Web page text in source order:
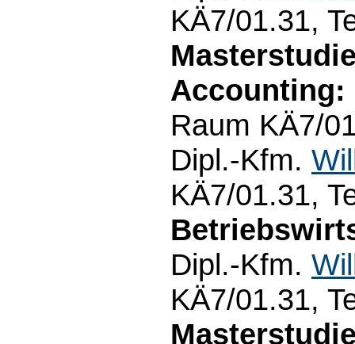
KÄ7/01.31,
Accounting:
Raum KÄ7/
Dipl.-Kfm.
KÄ7/01.31,
Dipl.-Kfm.
KÄ7/01.31,